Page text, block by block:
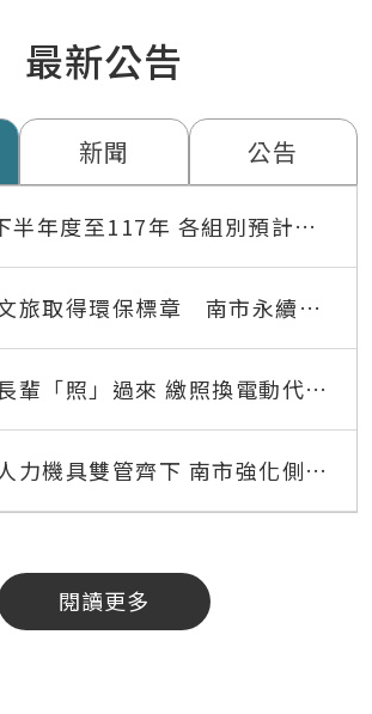
最新公告
新聞 公告
半年度至117年 各組別預計出
表
旅取得環保標章 南市永續旅
家
照」過來 繳照換電動代步
助8,000元
力機具雙管齊下 南市強化側溝
能
閱讀更多